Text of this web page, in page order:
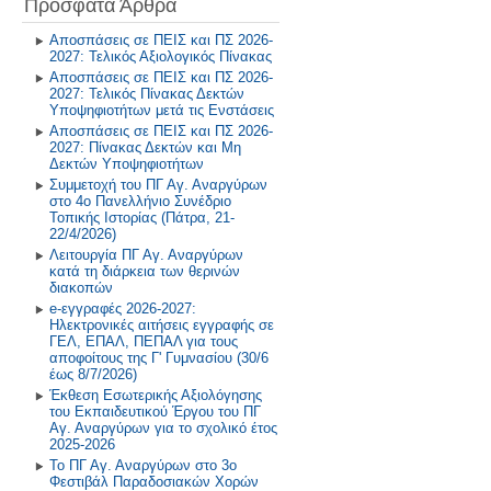
Πρόγραμμα Σίτισης και Υγιεινής
Διατροφής
Δραστηριότητες στο Σχολικό
Επαγγελματικό Προσανατολισμό
2018-2019
2017-2018
2016-2017
2015-2016
2014-2015
Παλαιότερη Έτη
Πρόσφατα Άρθρα
Αποσπάσεις σε ΠΕΙΣ και ΠΣ 2026-
2027: Τελικός Αξιολογικός Πίνακας
Αποσπάσεις σε ΠΕΙΣ και ΠΣ 2026-
2027: Τελικός Πίνακας Δεκτών
Υποψηφιοτήτων μετά τις Ενστάσεις
Αποσπάσεις σε ΠΕΙΣ και ΠΣ 2026-
2027: Πίνακας Δεκτών και Μη
Δεκτών Υποψηφιοτήτων
Συμμετοχή του ΠΓ Αγ. Αναργύρων
στο 4ο Πανελλήνιο Συνέδριο
Τοπικής Ιστορίας (Πάτρα, 21-
22/4/2026)
Λειτουργία ΠΓ Αγ. Αναργύρων
κατά τη διάρκεια των θερινών
διακοπών
e-εγγραφές 2026-2027:
Ηλεκτρονικές αιτήσεις εγγραφής σε
ΓΕΛ, ΕΠΑΛ, ΠΕΠΑΛ για τους
αποφοίτους της Γ' Γυμνασίου (30/6
έως 8/7/2026)
Έκθεση Εσωτερικής Αξιολόγησης
του Εκπαιδευτικού Έργου του ΠΓ
Αγ. Αναργύρων για το σχολικό έτος
2025-2026
Το ΠΓ Αγ. Αναργύρων στο 3ο
Φεστιβάλ Παραδοσιακών Χορών